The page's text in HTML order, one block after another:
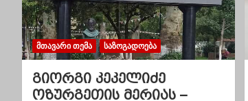
ა
ვ
ი
ᲛᲗᲐᲕᲐᲠᲘ ᲗᲔᲛᲐ ᲡᲐᲖᲝᲒᲐᲓᲝᲔᲑᲐ
გიორგი კეკელიძე
ოზურგეთის მერიას –